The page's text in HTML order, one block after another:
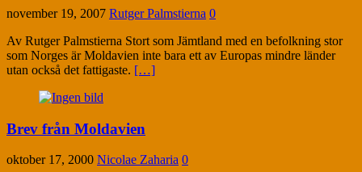
november 19, 2007 Rutger Palmstierna 0
Av Rutger Palmstierna Stort som Jämtland med en befolkning stor
som Norges är Moldavien inte bara ett av Europas mindre länder
utan också det fattigaste. […]
Brev från Moldavien
oktober 17, 2000 Nicolae Zaharia 0